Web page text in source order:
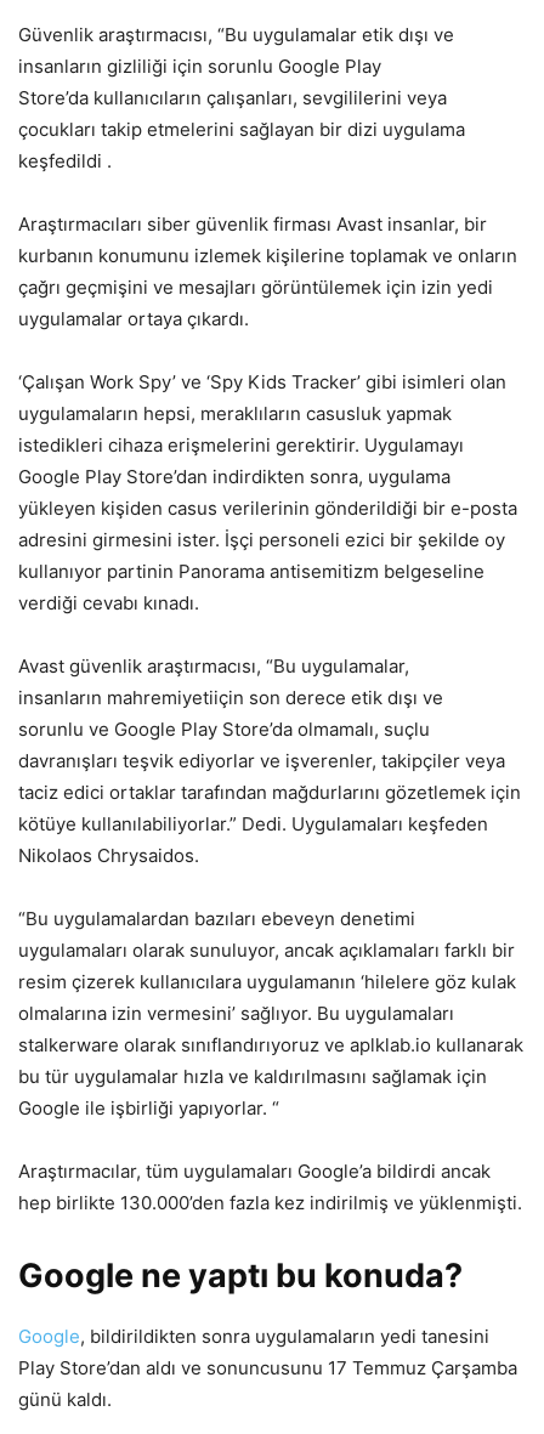
Güvenlik araştırmacısı, “Bu uygulamalar etik dışı ve
insanların gizliliği için sorunlu Google Play
Store’da kullanıcıların çalışanları, sevgililerini veya
çocukları takip etmelerini sağlayan bir dizi uygulama
keşfedildi .
Araştırmacıları siber güvenlik firması Avast insanlar, bir
kurbanın konumunu izlemek kişilerine toplamak ve onların
çağrı geçmişini ve mesajları görüntülemek için izin yedi
uygulamalar ortaya çıkardı.
‘Çalışan Work Spy’ ve ‘Spy Kids Tracker’ gibi isimleri olan
uygulamaların hepsi, meraklıların casusluk yapmak
istedikleri cihaza erişmelerini gerektirir. Uygulamayı
Google Play Store’dan indirdikten sonra, uygulama
yükleyen kişiden casus verilerinin gönderildiği bir e-posta
adresini girmesini ister. İşçi personeli ezici bir şekilde oy
kullanıyor partinin Panorama antisemitizm belgeseline
verdiği cevabı kınadı.
Avast güvenlik araştırmacısı, “Bu uygulamalar,
insanların mahremiyetiiçin son derece etik dışı ve
sorunlu ve Google Play Store’da olmamalı, suçlu
davranışları teşvik ediyorlar ve işverenler, takipçiler veya
taciz edici ortaklar tarafından mağdurlarını gözetlemek için
kötüye kullanılabiliyorlar.” Dedi. Uygulamaları keşfeden
Nikolaos Chrysaidos.
“Bu uygulamalardan bazıları ebeveyn denetimi
uygulamaları olarak sunuluyor, ancak açıklamaları farklı bir
resim çizerek kullanıcılara uygulamanın ‘hilelere göz kulak
olmalarına izin vermesini’ sağlıyor. Bu uygulamaları
stalkerware olarak sınıflandırıyoruz ve aplklab.io kullanarak
bu tür uygulamalar hızla ve kaldırılmasını sağlamak için
Google ile işbirliği yapıyorlar. “
Araştırmacılar, tüm uygulamaları Google’a bildirdi ancak
hep birlikte 130.000’den fazla kez indirilmiş ve yüklenmişti.
Google ne yaptı bu konuda?
Google, bildirildikten sonra uygulamaların yedi tanesini
Play Store’dan aldı ve sonuncusunu 17 Temmuz Çarşamba
günü kaldı.